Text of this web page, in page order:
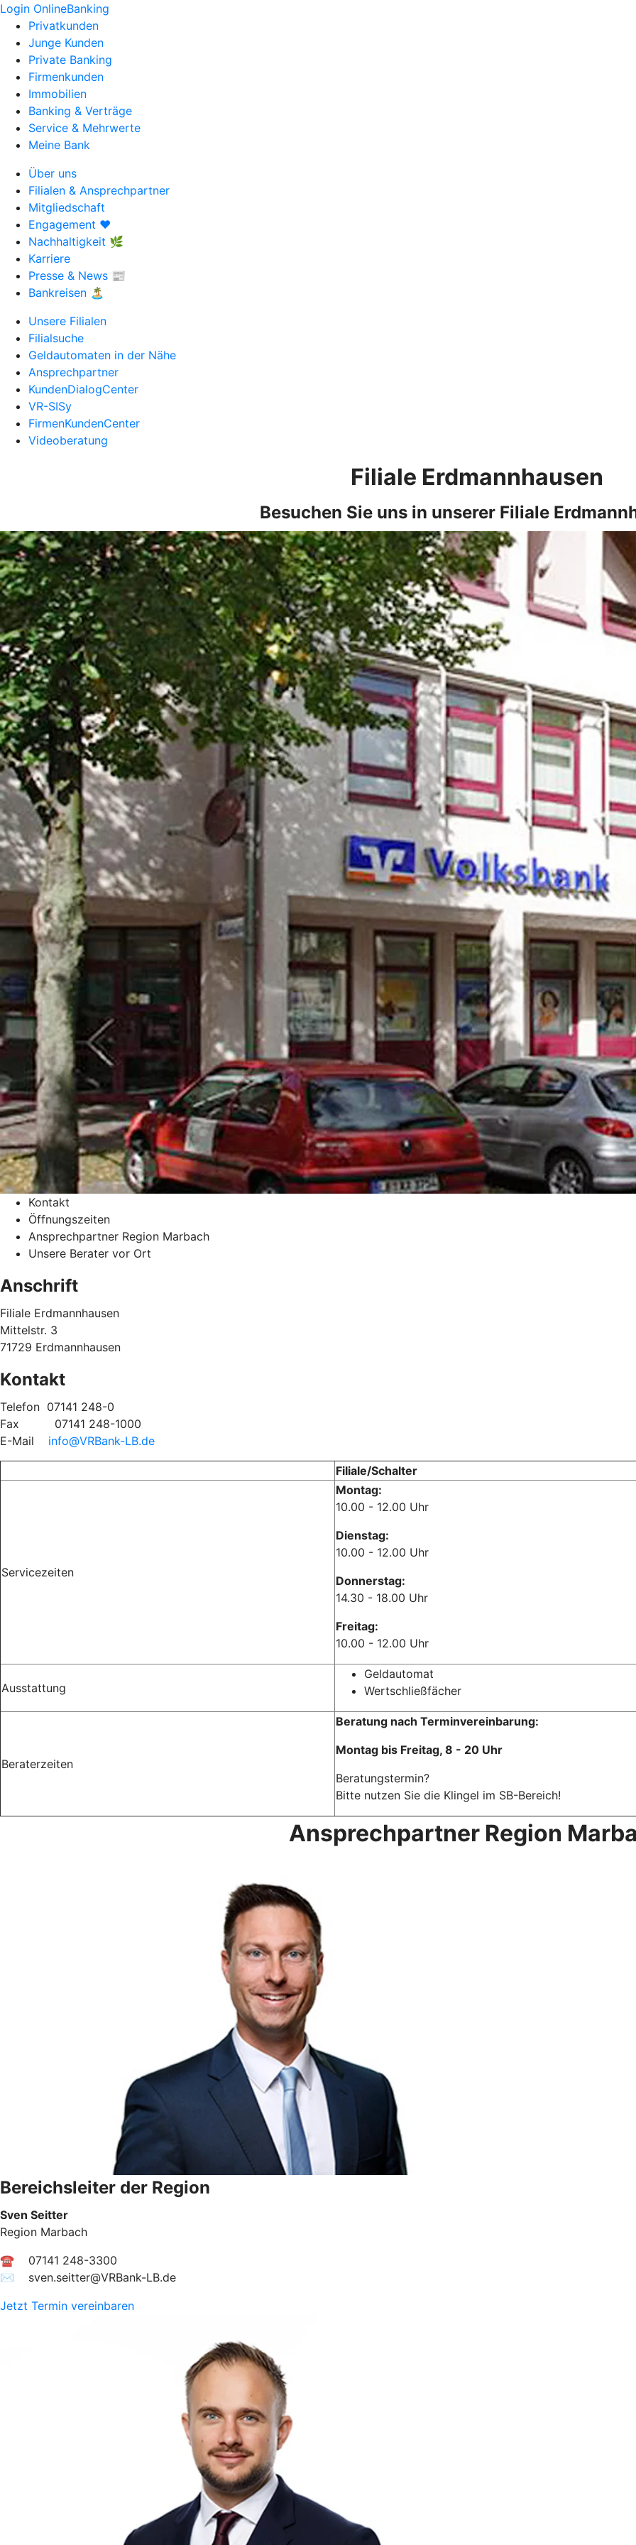
Login OnlineBanking
Privatkunden
Junge Kunden
Private Banking
Firmenkunden
Immobilien
Banking & Verträge
Service & Mehrwerte
Meine Bank
Über uns
Filialen & Ansprechpartner
Mitgliedschaft
Engagement ❤️
Nachhaltigkeit 🌿
Karriere
Presse & News 📰
Bankreisen 🏝️
Unsere Filialen
Filialsuche
Geldautomaten in der Nähe
Ansprechpartner
KundenDialogCenter
VR-SISy
FirmenKundenCenter
Videoberatung
Filiale Erdmannhausen
Besuchen Sie uns in unserer Filiale
Kontakt
Öffnungszeiten
Ansprechpartner Region Marbach
Unsere Berater vor Ort
Anschrift
Filiale Erdmannhausen
Mittelstr. 3
71729 Erdmannhausen
Kontakt
Telefon 07141 248-0
Fax 07141 248-1000
E-Mail info@VRBank-LB.de
Filiale/Schalter
Servicezeiten
Montag:
10.00 - 12.00 Uhr
Dienstag:
10.00 - 12.00 Uhr
Donnerstag:
14.30 - 18.00 Uhr
Freitag:
10.00 - 12.00 Uhr
Ausstattung
Geldautomat
Wertschließfächer
Beraterzeiten
Beratung nach Terminvereinbarung:
Montag bis Freitag, 8 - 20 Uhr
Beratungstermin?
Bitte nutzen Sie die Klingel im SB-Bereich!
Ansprechpartner Region
Bereichsleiter der Region
Sven Seitter
Region Marbach
☎ 07141 248-3300
✉︎ sven.seitter@VRBank-LB.de
Jetzt Termin vereinbaren